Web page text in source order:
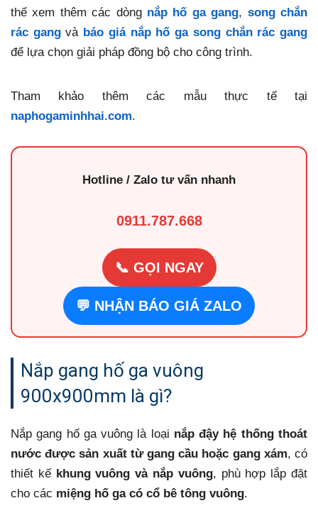
thể xem thêm các dòng nắp hố ga gang, song chắn
rác gangvà báo giá nắp hố ga song chắn rác gang
để lựa chọn giải pháp đồng bộ cho công trình.
Tham khảo thêm các mẫu thực tế tại
naphogaminhhai.com.
Hotline / Zalo tư vấn nhanh
0911.787.668
📞 GỌI NGAY
💬 NHẬN BÁO GIÁ ZALO
Nắp gang hố ga vuông
900x900mm là gì?
Nắp gang hố ga vuông là loại nắp đậy hệ thống thoát
nước được sản xuất từ gang cầu hoặc gang xám, có
thiết kế khung vuông và nắp vuông, phù hợp lắp đặt
cho các miệng hố ga có cổ bê tông vuông.